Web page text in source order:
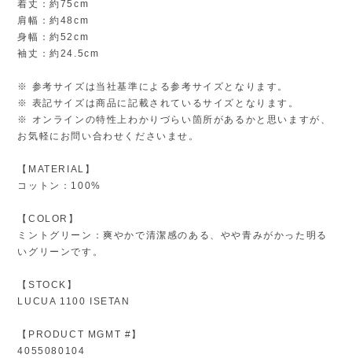
着丈：約75cm
肩幅：約48cm
身幅：約52cm
袖丈：約24.5cm
※ 参考サイズは当社基準による参考サイズとなります。
※ 表記サイズは商品に記載されているサイズとなります。
※ オンラインの特性上わかりづらい箇所があるかと思いますが、
お気軽にお問い合わせくださいませ。
【MATERIAL】
コットン：100%
【COLOR】
ミントグリーン：爽やかで清潔感のある、やや青みがかった明る
いグリーンです。
【STOCK】
LUCUA 1100 ISETAN
【PRODUCT MGMT #】
4055080104